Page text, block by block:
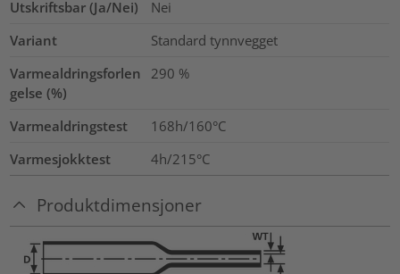
Utskriftsbar (Ja/Nei)
Nei
Variant
Standard tynnvegget
Varmealdringsforlen
gelse (%)
290 %
Varmealdringstest
168h/160°C
Varmesjokktest
4h/215°C
Produktdimensjoner